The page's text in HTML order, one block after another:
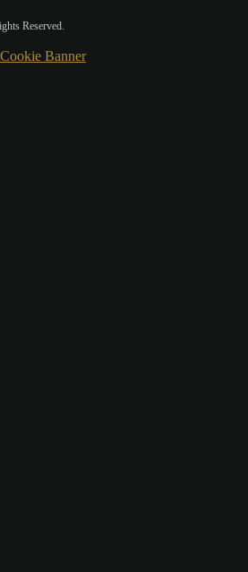
Reserved.
Banner